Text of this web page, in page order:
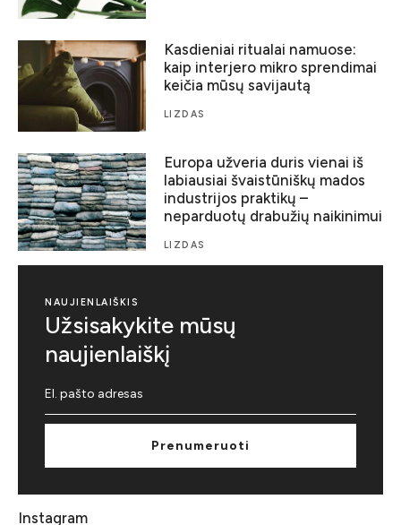
Kasdieniai ritualai namuose:
kaip interjero mikro sprendimai
keičia mūsų savijautą
LIZDAS
Europa užveria duris vienai iš
labiausiai švaistūniškų mados
industrijos praktikų –
neparduotų drabužių naikinimui
LIZDAS
NAUJIENLAIŠKIS
Užsisakykite mūsų
naujienlaiškį
Prenumeruoti
Instagram